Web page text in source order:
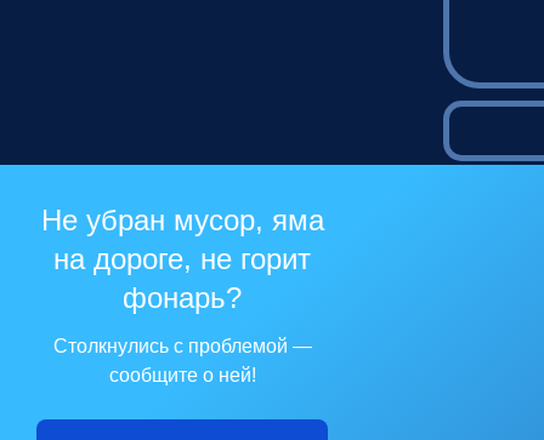
Не убран мусор, яма
на дороге, не горит
фонарь?
Столкнулись с проблемой —
сообщите о ней!